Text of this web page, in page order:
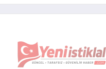
Fiyatları